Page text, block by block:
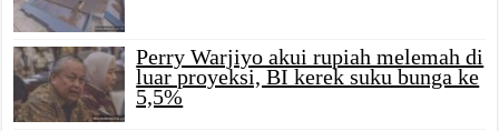
Perry Warjiyo akui rupiah melemah di
luar proyeksi, BI kerek suku bunga ke
5,5%